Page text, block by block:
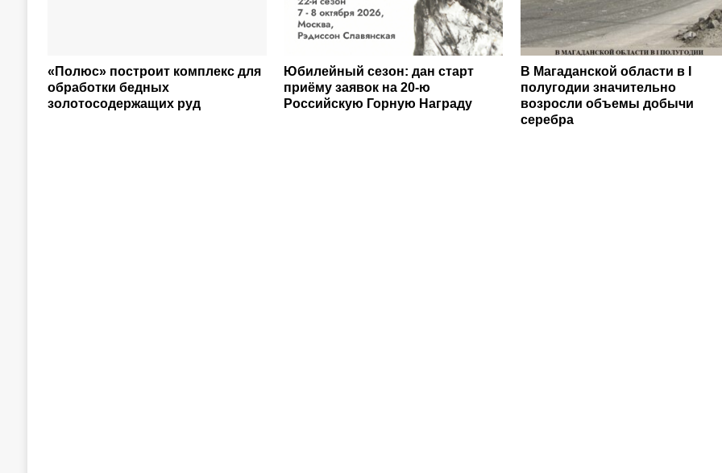
«Полюс» построит комплекс для
обработки бедных
золотосодержащих руд
Юбилейный сезон: дан старт
приёму заявок на 20-ю
Российскую Горную Награду
В Магаданской области в I
полугодии значительно
возросли объемы добычи
серебра